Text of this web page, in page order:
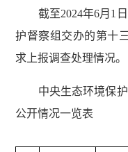
截至2024年6月1日
护督察组交办的第十
求上报调查处理情况。
中央生态环境保护
公开情况一览表